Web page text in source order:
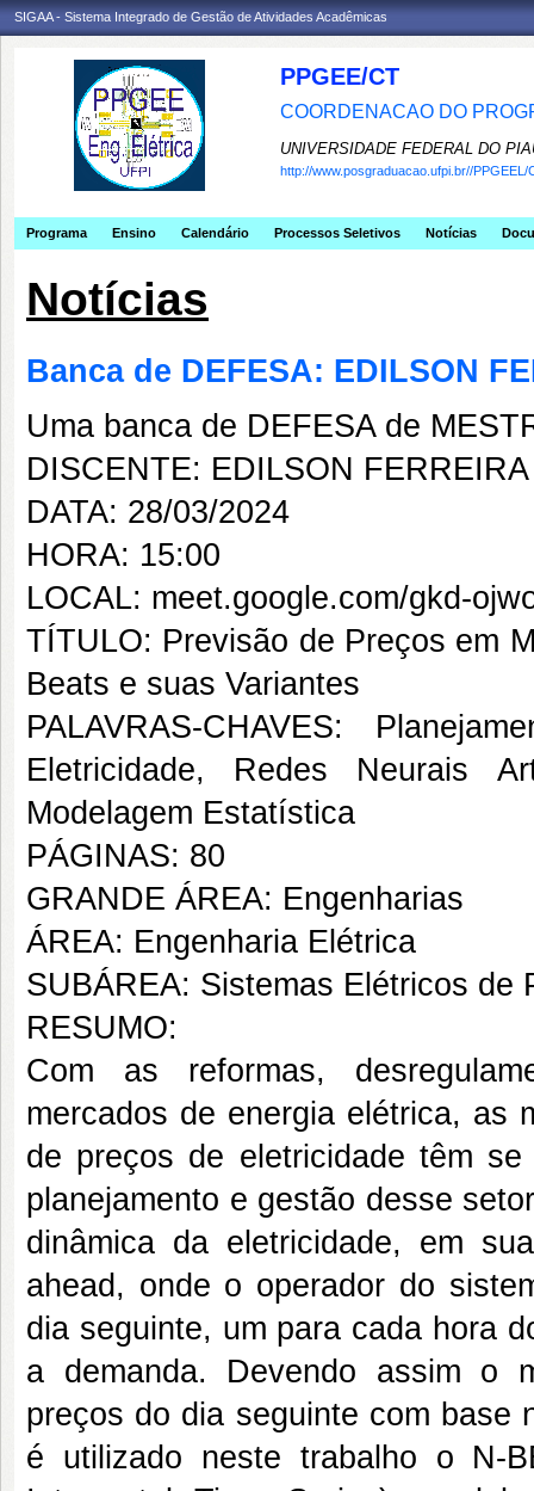
SIGAA - Sistema Integrado de Gestão de Atividades Acadêmicas
PPGEE/CT
COORDENACAO DO
UNIVERSIDADE FEDERAL DO
http://www.posgraduacao.ufpi.br//PPGEEL/
Programa Ensino Calendário Processos Seletivos Notícias
Notícias
Banca de DEFESA: EDILSON
Uma banca de DEFESA de
DISCENTE: EDILSON
DATA: 28/03/2024
HORA: 15:00
LOCAL: meet.google.com/gkd-
TÍTULO: Previsão de Preços em
Beats e suas Variantes
PALAVRAS-CHAVES:
Eletricidade, Redes Neurais
Modelagem Estatística
PÁGINAS: 80
GRANDE ÁREA: Engenharias
ÁREA: Engenharia Elétrica
SUBÁREA: Sistemas Elétricos de
RESUMO:
Com as reformas,
mercados de energia elétrica, as
de preços de eletricidade têm
planejamento e gestão desse
dinâmica da eletricidade, em
ahead, onde o operador do
dia seguinte, um para cada hora
a demanda. Devendo assim o
preços do dia seguinte com base
é utilizado neste trabalho o N-